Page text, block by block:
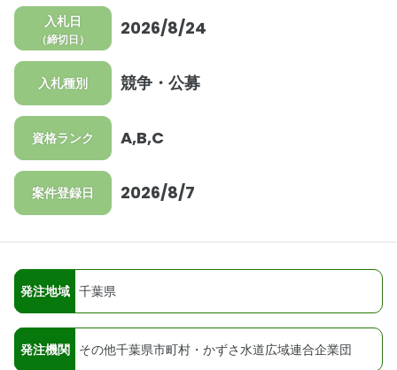
入札日
（締切日）
2026/8/24
入札種別 競争・公募
資格ランク A,B,C
案件登録日 2026/8/7
発注地域 千葉県
発注機関 その他千葉県市町村・かずさ水道広域連合企業団